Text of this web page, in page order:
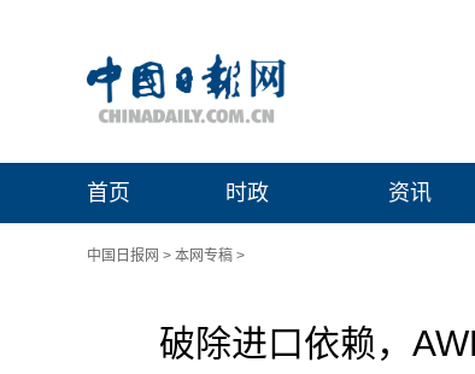
首页 时政 资讯
中国日报网 > 本网专稿 >
破除进口依赖，